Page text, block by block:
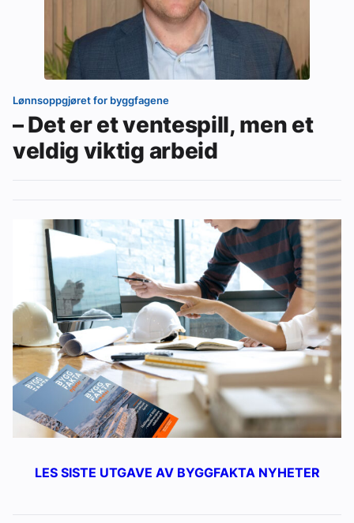
Om VVS Aktuelt
Kontakt oss:
Annonsere i VVS Aktuelt
Kontakt oss
eBlad
Lønnsoppgjøret for byggfagene
– Det er et ventespill, men et
veldig viktig arbeid
LES SISTE UTGAVE AV BYGGFAKTA NYHETER